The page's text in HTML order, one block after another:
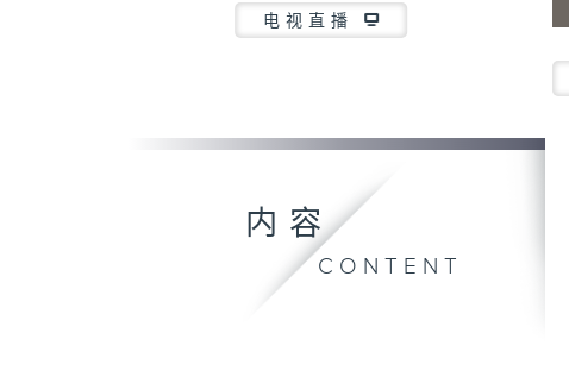
电视直播
内容
CONTENT